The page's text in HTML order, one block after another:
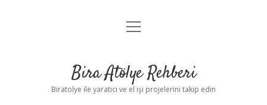
Anasayfa
Yasal Uyarı
menüyü
Bira Atölye Rehberi
Biratolye ile yaratıcı ve el işi projelerini takip edin